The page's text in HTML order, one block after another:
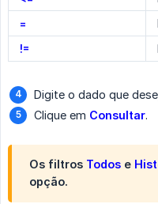
=
!=
Digite o dado que
Clique em Consultar.
Os filtros Todos e
opção.